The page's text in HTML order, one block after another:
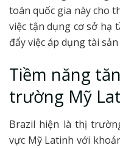
toán quốc gia này cho
việc tận dụng cơ sở hạ
đẩy việc áp dụng tài
Tiềm năng
trường Mỹ
Brazil hiện là thị
vực Mỹ Latinh với